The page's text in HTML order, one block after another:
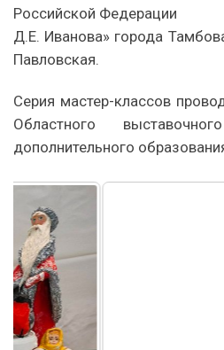
Российской Федерации
Д.Е. Иванова» города
Павловская.
Серия мастер-классов
Областного
дополнительного